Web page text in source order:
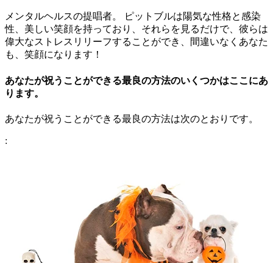
メンタルヘルスの提唱者。 ピットブルは陽気な性格と感染
性、美しい笑顔を持っており、それらを見るだけで、彼らは
偉大なストレスリリーフすることができ、間違いなくあなた
も、笑顔になります！
あなたが祝うことができる最良の方法のいくつかはここにあ
ります。
あなたが祝うことができる最良の方法は次のとおりです。
: